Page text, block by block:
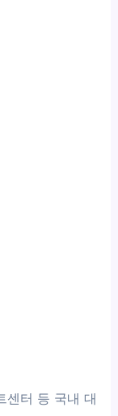
센터 등 국내 대